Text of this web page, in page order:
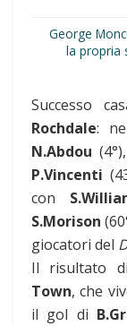
George
la propria
Successo
Rochdale:
N.Abdou
P.Vincenti
con
S.Morison
giocatori del
Il risultato
Town, che
il gol di